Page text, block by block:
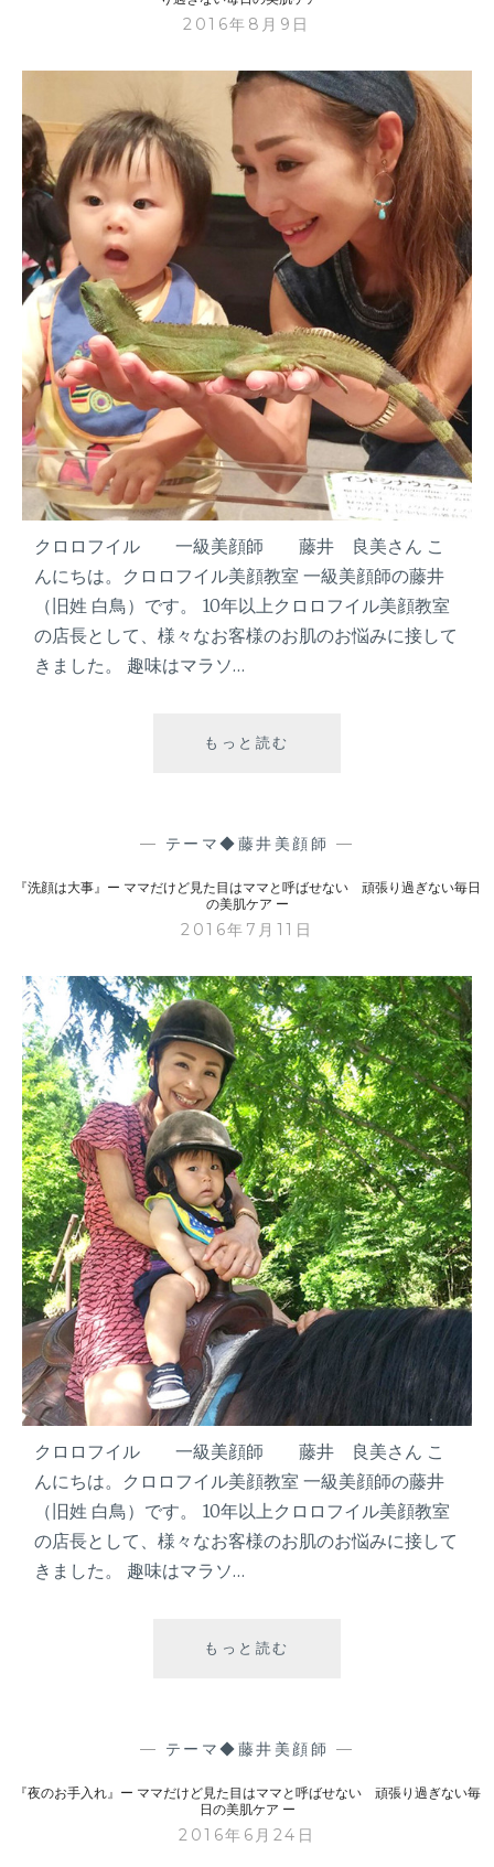
頑
り
ぎ
な
い
毎
日
の
美
肌
ケ
ア
ー
夏
バ
防
止
レ
シ
ピ
』
ー
マ
マ
だ
け
ど
見
た
目
は
マ
マ
と
呼
ば
せ
な
い
い
毎
日
美
ケ
ア
ー
2016年8月9日
クロロフイル 一級美顔師 藤井 良美さん こ
んにちは。クロロフイル美顔教室 一級美顔師の藤井
（旧姓 白鳥）です。 10年以上クロロフイル美顔教室
の店長として、様々なお客様のお肌のお悩みに接して
きました。 趣味はマラソ…
もっと読む
フ
ル
粧
の
変
化
』
ー
マ
マ
だ
け
ど
見
た
目
は
マ
マ
と
呼
ば
せ
な
い
頑
の
美
肌
ケ
— テーマ◆藤井美顔師 —
『洗顔は大事』ー ママだけど見た目はママと呼ばせない 頑張り過ぎない毎日
の美肌ケア ー
2016年7月11日
クロロフイル 一級美顔師 藤井 良美さん こ
んにちは。クロロフイル美顔教室 一級美顔師の藤井
（旧姓 白鳥）です。 10年以上クロロフイル美顔教室
の店長として、様々なお客様のお肌のお悩みに接して
きました。 趣味はマラソ…
もっと読む
大
』
マ
— テーマ◆藤井美顔師 —
『夜のお手入れ』ー ママだけど見た目はママと呼ばせない 頑張り過ぎない毎
日の美肌ケア ー
2016年6月24日